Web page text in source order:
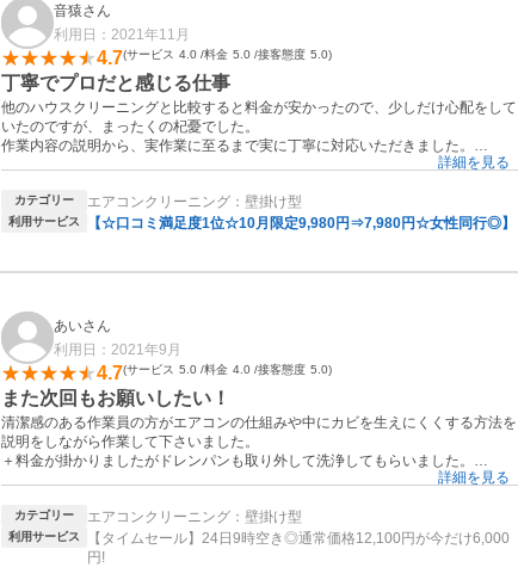
音猿さん
利用日：2021年11月
4.7 サービス 4.0 料金 5.0 接客態度 5.0
丁寧でプロだと感じる仕事
他のハウスクリーニングと比較すると料金が安かったので、少しだけ心配をして
いたのですが、まったくの杞憂でした。
作業内容の説明から、実作業に至るまで実に丁寧に対応いただきました。
付着している汚れの成分をみて、それに必要な洗浄剤をと、順序立てて分かりや
担当者の方も物腰柔らかく、安心してお任せすることができました。
次もぜひお願いしたいと思います。
詳細を見る
カテゴリー エアコンクリーニング：壁掛け型
利用サービス 【☆口コミ満足度1位☆10月限定9,980円⇒7,980円☆女性同行◎】
あいさん
利用日：2021年9月
4.7 サービス 5.0 料金 4.0 接客態度 5.0
また次回もお願いしたい！
清潔感のある作業員の方がエアコンの仕組みや中にカビを生えにくくする方法を
説明をしながら作業して下さいました。
＋料金が掛かりましたがドレンパンも取り外して洗浄してもらいました。
これで嫌なにおいにも悩まされずに済みます。
また来年もお願いしたいです。
詳細を見る
カテゴリー エアコンクリーニング：壁掛け型
利用サービス
【タイムセール】24日9時空き◎通常価格12,100円が今だけ6,000
円!